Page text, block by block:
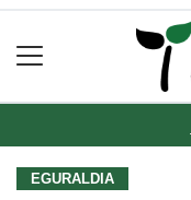
EGURALDIA